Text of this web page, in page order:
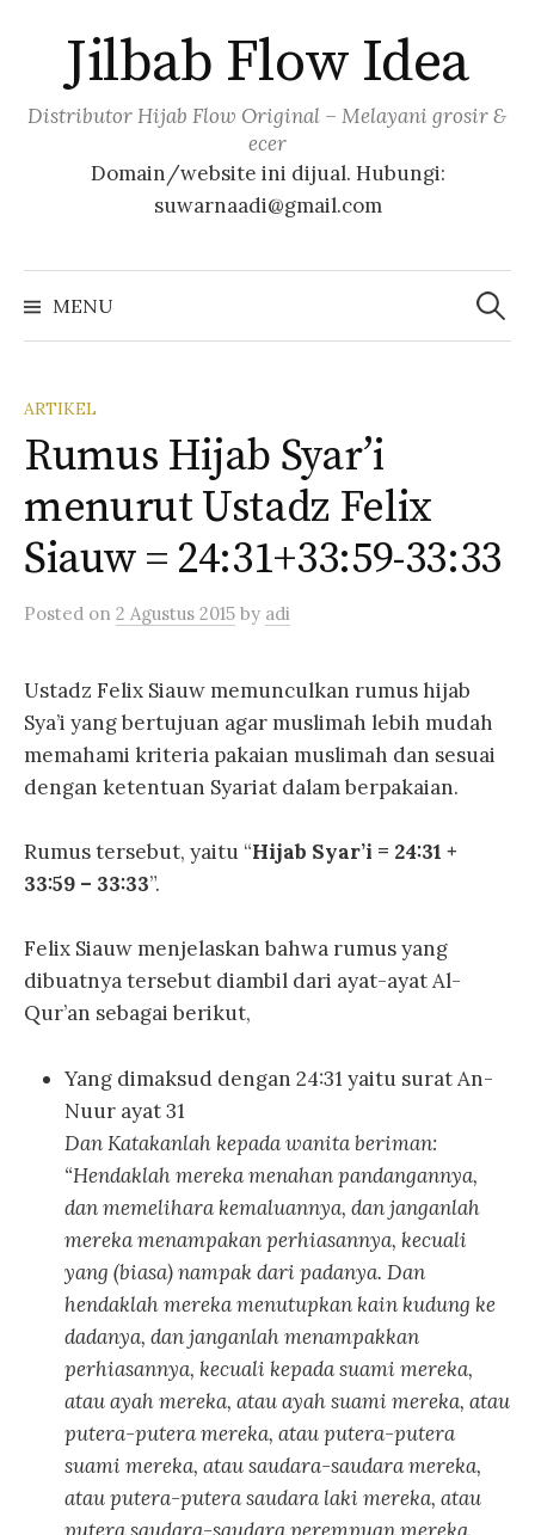
contentJilbab Flow Idea
Distributor Hijab Flow Original – Melayani grosir &
ecer
Domain/website ini dijual. Hubungi:
suwarnaadi@gmail.com
MENU
Cari
untuk:
ARTIKEL
Rumus Hijab Syar’i
menurut Ustadz Felix
Siauw = 24:31+33:59-33:33
Posted on 2 Agustus 2015 by adi
Ustadz Felix Siauw memunculkan rumus hijab
Sya’i yang bertujuan agar muslimah lebih mudah
memahami kriteria pakaian muslimah dan sesuai
dengan ketentuan Syariat dalam berpakaian.
Rumus tersebut, yaitu “Hijab Syar’i = 24:31 +
33:59 – 33:33”.
Felix Siauw menjelaskan bahwa rumus yang
dibuatnya tersebut diambil dari ayat-ayat Al-
Qur’an sebagai berikut,
Yang dimaksud dengan 24:31 yaitu surat An-
Nuur ayat 31
Dan Katakanlah kepada wanita beriman:
“Hendaklah mereka menahan pandangannya,
dan memelihara kemaluannya, dan janganlah
mereka menampakan perhiasannya, kecuali
yang (biasa) nampak dari padanya. Dan
hendaklah mereka menutupkan kain kudung ke
dadanya, dan janganlah menampakkan
perhiasannya, kecuali kepada suami mereka,
atau ayah mereka, atau ayah suami mereka, atau
putera-putera mereka, atau putera-putera
suami mereka, atau saudara-saudara mereka,
atau putera-putera saudara laki mereka, atau
putera saudara-saudara perempuan mereka,